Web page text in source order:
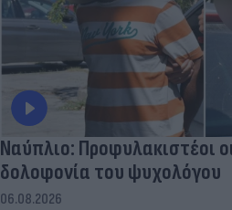
Ναύπλιο: Προφυλακιστέοι
δολοφονία του ψυχολόγου
06.08.2026